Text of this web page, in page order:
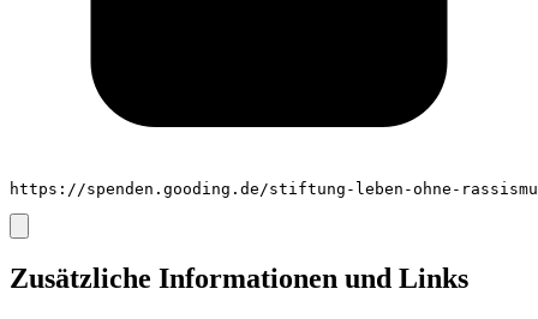
https://spenden.gooding.de/stiftung-leben-ohne-
Zusätzliche Informationen und Links